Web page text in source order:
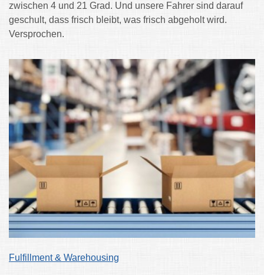
zwischen 4 und 21 Grad. Und unsere Fahrer sind darauf
geschult, dass frisch bleibt, was frisch abgeholt wird.
Versprochen.
Fulfillment & Warehousing